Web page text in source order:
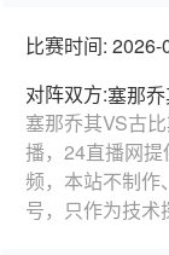
比赛时间:
对阵双方:塞那
塞那乔其VS古
播，24直播网
频，本站不制作
号，只作为技术